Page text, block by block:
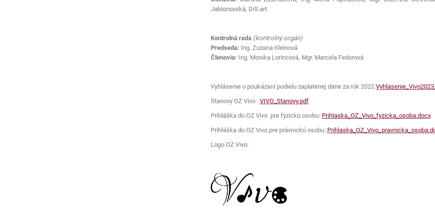
Jablonovská, DiS.art.
Kontrolná rada (kontrolný orgán)
Predseda: Ing. Zuzana Kleinová
Členovia: Ing. Monika Lorincová, Mgr. Marcela Fedorová
Vyhlásenie o poukázaní podielu zaplatenej dane za rok 2022
Stanovy OZ Vivo VIVO_Stanovy.pdf
Prihláška do OZ Vivo pre fyzickú osobu: Prihlaska_OZ_Vivo_fyzicka_osoba.docx
Prihláška do OZ Vivo pre právnickú osobu:
Logo OZ Vivo: